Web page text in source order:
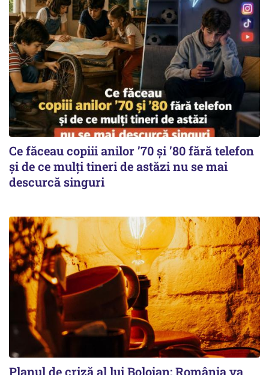
Ce făceau copiii anilor ’70 și ’80 fără telefon
și de ce mulți tineri de astăzi nu se mai
descurcă singuri
Planul de criză al lui Bolojan: România va